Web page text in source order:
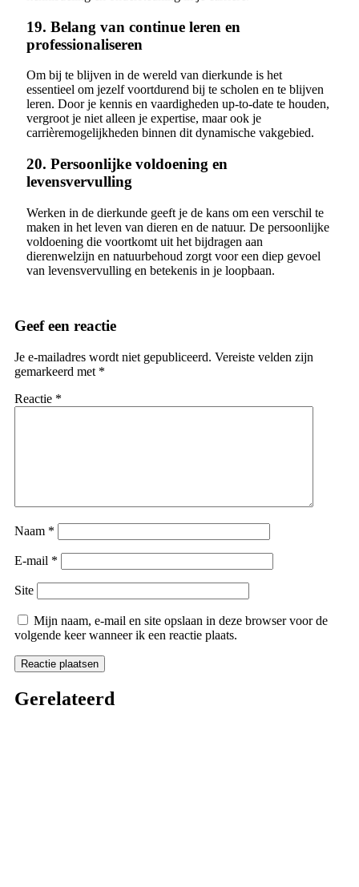
19. Belang van continue leren en
professionaliseren
Om bij te blijven in de wereld van dierkunde is het
essentieel om jezelf voortdurend bij te scholen en te blijven
leren. Door je kennis en vaardigheden up-to-date te houden,
vergroot je niet alleen je expertise, maar ook je
carrièremogelijkheden binnen dit dynamische vakgebied.
20. Persoonlijke voldoening en
levensvervulling
Werken in de dierkunde geeft je de kans om een verschil te
maken in het leven van dieren en de natuur. De persoonlijke
voldoening die voortkomt uit het bijdragen aan
dierenwelzijn en natuurbehoud zorgt voor een diep gevoel
van levensvervulling en betekenis in je loopbaan.
Geef een reactie
Je e-mailadres wordt niet gepubliceerd. Vereiste velden zijn
gemarkeerd met *
Reactie *
Naam *
E-mail *
Site
Mijn naam, e-mail en site opslaan in deze browser voor de
volgende keer wanneer ik een reactie plaats.
Gerelateerd